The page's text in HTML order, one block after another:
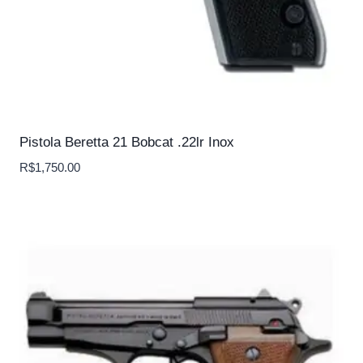
Pistola Beretta 21 Bobcat .22lr Inox
R$1,750.00